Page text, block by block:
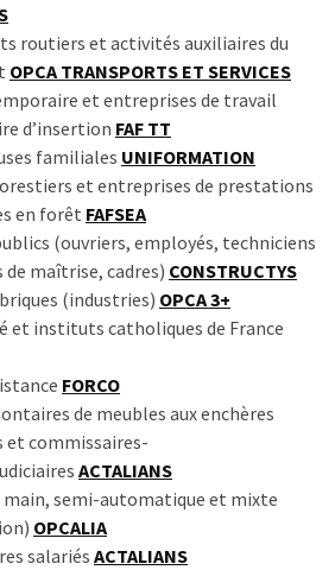
routiers et activités auxiliaires du
OPCA TRANSPORTS ET SERVICES
et entreprises de travail
d’insertion FAF TT
familiales UNIFORMATION
et entreprises de prestations
en forêt FAFSEA
(ouvriers, employés, techniciens
maîtrise, cadres) CONSTRUCTYS
(industries) OPCA 3+
et instituts catholiques de France
FORCO
de meubles aux enchères
et commissaires-
ACTALIANS
main, semi-automatique et mixte
OPCALIA
salariés ACTALIANS